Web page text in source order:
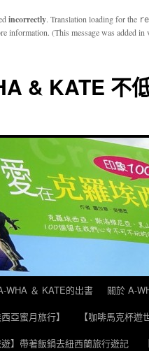
incorrectly. Translation loading for the
information. (This message was added in
& KATE 不
WHA ＆ KATE的出書 關於 A-
西亞蜜月旅行】
【咖啡馬克杯遊
遊】帶著飯鍋去紐西蘭旅行遊記